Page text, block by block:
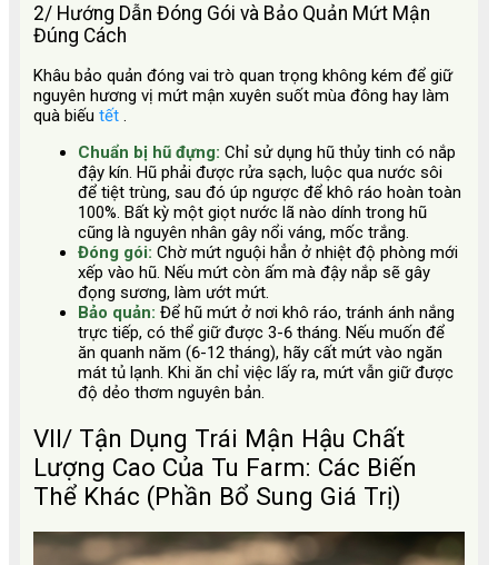
2/ Hướng Dẫn Đóng Gói và Bảo Quản Mứt Mận
Đúng Cách
Khâu bảo quản đóng vai trò quan trọng không kém để giữ
nguyên hương vị mứt mận xuyên suốt mùa đông hay làm
quà biếu tết .
Chuẩn bị hũ đựng: Chỉ sử dụng hũ thủy tinh có nắp
đậy kín. Hũ phải được rửa sạch, luộc qua nước sôi
để tiệt trùng, sau đó úp ngược để khô ráo hoàn toàn
100%. Bất kỳ một giọt nước lã nào dính trong hũ
cũng là nguyên nhân gây nổi váng, mốc trắng.
Đóng gói: Chờ mứt nguội hẳn ở nhiệt độ phòng mới
xếp vào hũ. Nếu mứt còn ấm mà đậy nắp sẽ gây
đọng sương, làm ướt mứt.
Bảo quản: Để hũ mứt ở nơi khô ráo, tránh ánh nắng
trực tiếp, có thể giữ được 3-6 tháng. Nếu muốn để
ăn quanh năm (6-12 tháng), hãy cất mứt vào ngăn
mát tủ lạnh. Khi ăn chỉ việc lấy ra, mứt vẫn giữ được
độ dẻo thơm nguyên bản.
VII/ Tận Dụng Trái Mận Hậu Chất
Lượng Cao Của Tu Farm: Các Biến
Thể Khác (Phần Bổ Sung Giá Trị)